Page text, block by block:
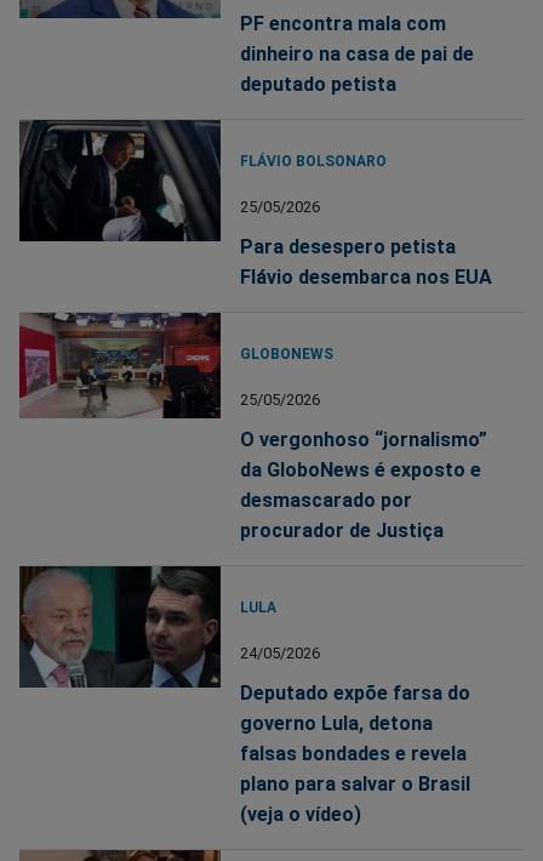
PF encontra mala com
dinheiro na casa de pai de
deputado petista
FLÁVIO BOLSONARO
25/05/2026
Para desespero petista
Flávio desembarca nos EUA
GLOBONEWS
25/05/2026
O vergonhoso “jornalismo”
da GloboNews é exposto e
desmascarado por
procurador de Justiça
LULA
24/05/2026
Deputado expõe farsa do
governo Lula, detona
falsas bondades e revela
plano para salvar o Brasil
(veja o vídeo)